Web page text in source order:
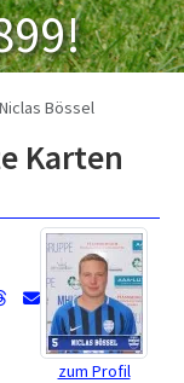
Niclas Bössel
Karten
zum Profil